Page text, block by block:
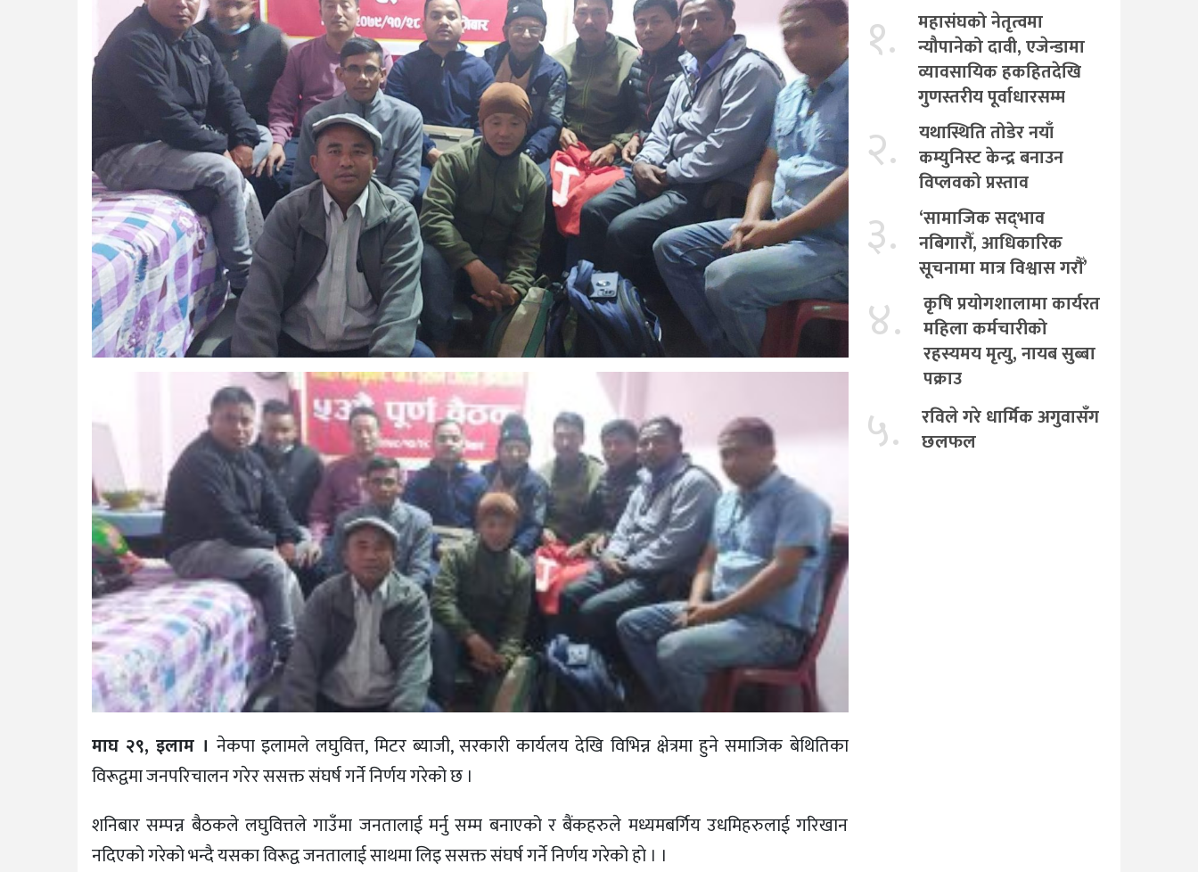
माघ २९, इलाम । नेकपा इलामले लघुवित्त, मिटर ब्याजी, सरकारी कार्यलय देखि विभिन्न क्षेत्रमा हुने समाजिक बेथितिका
विरूद्वमा जनपरिचालन गरेर ससक्त संघर्ष गर्ने निर्णय गरेको छ ।
शनिबार सम्पन्न बैठकले लघुवित्तले गाउँमा जनतालाई मर्नु सम्म बनाएको र बैंकहरुले मध्यमबर्गिय उधमिहरुलाई गरिखान
नदिएको गरेको भन्दै यसका विरूद्व जनतालाई साथमा लिइ ससक्त संघर्ष गर्ने निर्णय गरेको हाे । ।
१.
महासंघको नेतृत्वमा
न्यौपानेको दावी, एजेन्डामा
व्यावसायिक हकहितदेखि
गुणस्तरीय पूर्वाधारसम्म
२.
यथास्थिति तोडेर नयाँ
कम्युनिस्ट केन्द्र बनाउन
विप्लवको प्रस्ताव
३.
‘सामाजिक सद्‌भाव
नबिगारौँ, आधिकारिक
सूचनामा मात्र विश्वास गरौँ’
४.
कृषि प्रयोगशालामा कार्यरत
महिला कर्मचारीको
रहस्यमय मृत्यु, नायब सुब्बा
पक्राउ
५.
रविले गरे धार्मिक अगुवासँग
छलफल